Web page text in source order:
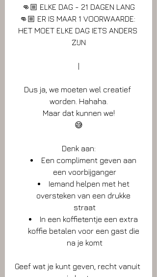
👊🏼 ELKE DAG - 21 DAGEN LANG
👊🏼 ER IS MAAR 1 VOORWAARDE:
HET MOET ELKE DAG IETS ANDERS
ZIJN
|
Dus ja, we moeten wel creatief
worden. Hahaha.
Maar dat kunnen we!
😅
Denk aan:
Een compliment geven aan
een voorbijganger
Iemand helpen met het
oversteken van een drukke
straat
In een koffietentje een extra
koffie betalen voor een gast die
na je komt
Geef wat je kunt geven, recht vanuit